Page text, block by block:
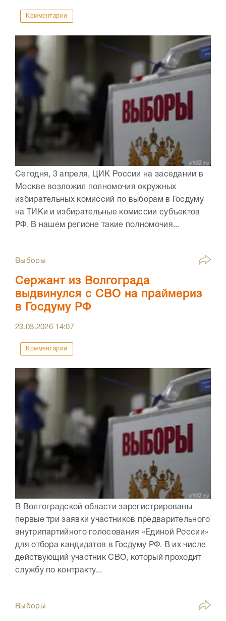
Комментарии
Сегодня, 3 апреля, ЦИК России на заседании в
Москве возложил полномочия окружных
избирательных комиссий по выборам в Госдуму
на ТИКи и избирательные комиссии субъектов
РФ. В нашем регионе такие полномочия...
Выборы
Сержант из Волгограда
выдвинулся с СВО на праймериз
в Госдуму РФ
23.03.2026 14:07
Комментарии
В Волгоградской области зарегистрированы
первые три заявки участников предварительного
внутрипартийного голосования «Единой России»
для отбора кандидатов в Госдуму РФ. В их числе
действующий участник СВО, который проходит
службу по контракту...
Выборы